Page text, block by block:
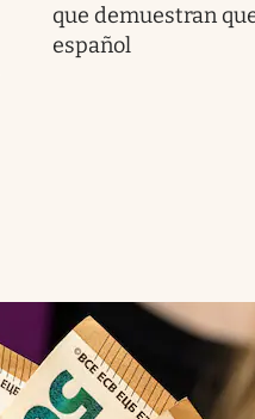
que demuestran
español